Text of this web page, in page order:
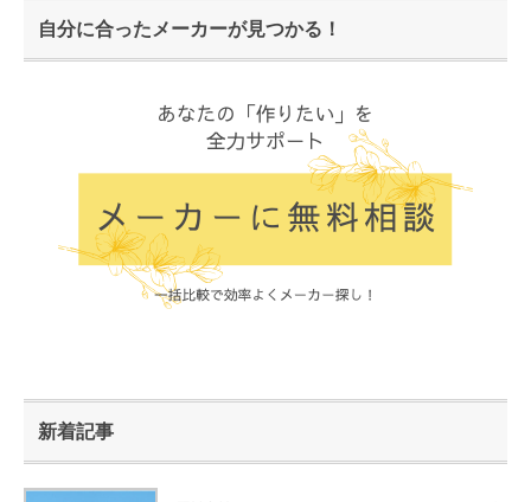
自分に合ったメーカーが見つかる！
新着記事